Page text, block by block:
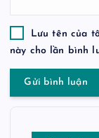
Lưu tên của
này cho lần bình